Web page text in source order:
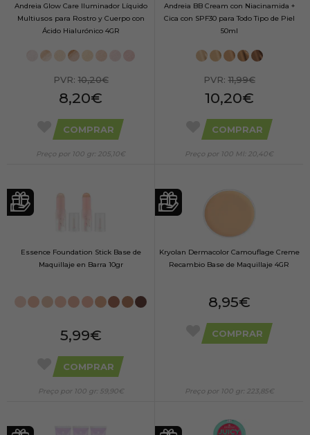
Andreia Glow Care Iluminador Líquido
Multiusos para Rostro y Cuerpo con
Ácido Hialurónico 4GR
PVR:10,20€
8,20€
COMPRAR
Preço por 100 gr: 205,10€
Andreia BB Cream con Niacinamida +
Cica con SPF30 para Todo Tipo de Piel
50ml
PVR:11,99€
10,20€
COMPRAR
Preço por 100 Ml: 20,40€
Essence Foundation Stick Base de
Maquillaje en Barra 10gr
5,99€
COMPRAR
Preço por 100 gr: 59,90€
Kryolan Dermacolor Camouflage Creme
Recambio Base de Maquillaje 4GR
8,95€
COMPRAR
Preço por 100 gr: 223,85€